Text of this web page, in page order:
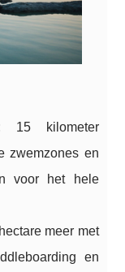
15 kilometer
zwemzones en
voor het hele
meer met
en